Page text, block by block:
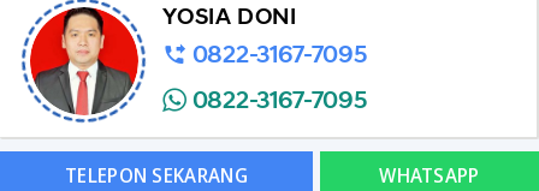
YOSIA DONI
0822-3167-7095
0822-3167-7095
TELEPON SEKARANG WHATSAPP